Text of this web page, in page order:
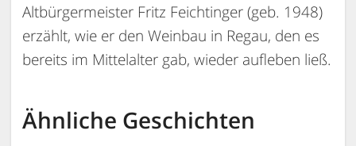
Altbürgermeister Fritz Feichtinger (geb. 1948)
erzählt, wie er den Weinbau in Regau, den es
bereits im Mittelalter gab, wieder aufleben ließ.
Ähnliche Geschichten